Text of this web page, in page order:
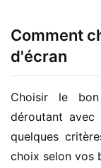
Comment
d'écran
Choisir le
déroutant avec
quelques
choix selon vos